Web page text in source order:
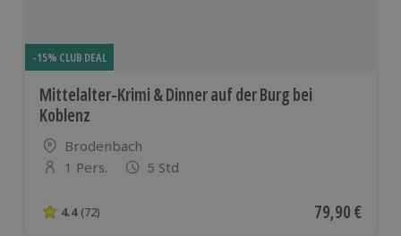
-15% CLUB DEAL
Mittelalter-Krimi & Dinner auf der Burg bei
Koblenz
Standort
Brodenbach
Anzahl der Teilnehmer
1 Pers. 5 Std
4.4 von 5 Sternen basierend auf 72 Bewertungen
4.4 (72) Aktueller
79,90 €